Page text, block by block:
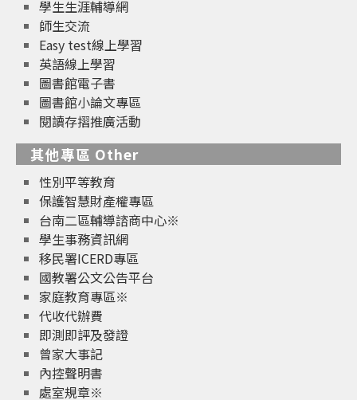
學生生涯輔導網
師生交流
Easy test線上學習
英語線上學習
圖書館電子書
圖書館小論文專區
閱讀存摺推廣活動
其他專區 Other
性別平等教育
保護智慧財產權專區
台南二區輔導諮商中心※
學生事務資訊網
移民署ICERD專區
國教署公文公告平台
家庭教育專區※
代收代辦費
即測即評及發證
曾家大事記
內控聲明書
處室規章※